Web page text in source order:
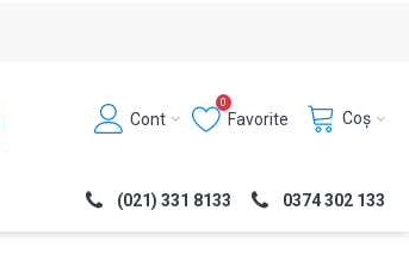
Cont
0
Favorite Coș
(021) 331 8133 0374 302 133